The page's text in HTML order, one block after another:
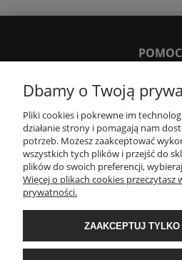
POMOC
MOJE
PŁATNOŚCI I
Wyposażenie łazienek Łazienki.eco |
sklep@lazienki.eco | Tel.: 600 012 164
Stoń | NIP: 6312213594 |
Dbamy o Twoją
Pliki cookies i pokrewne im
działanie strony i pomagają nam
potrzeb. Możesz zaakceptować
wszystkich tych plików i przejść do
plików do swoich preferencji,
Więcej o plikach cookies przeczytasz
prywatności.
ZAAKCEPTUJ TYLKO